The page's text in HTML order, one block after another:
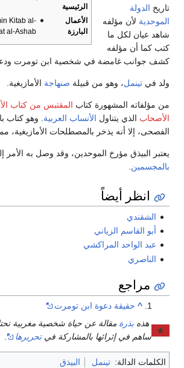
الرئيسية
الأعمال
البارزة
Kitab al-
al-Ashab
تاريخ الدولة
الموحدية لأن مؤلفه
شاهد عيان لكل ما
كتب كما أن مؤلفه
كشف جوانب غامضة في شخصية ابن تومرت
ولد في تينمل، وهو من قبيلة صنهاجة الأمازيغية.
من مؤلفاته المشهورة كتاب المقتبس من كتاب
الأصحاب الذي يتناول الأنساب العربية . وهو كتاب
الفصحى، إلا أنه يذخر بالمصطلحات الأمازيغية،
يعتبر البيذق مؤرخ الموحدين، وقد وصل به
بالمجسمين
انظر أيضاً
الشقندي
أبو القاسم الزياني
عبد الواحد المراكشي
الناصري
مراجع
^ حقيقة دعوة ابن تومرت
هذه بذرة مقالة عن حياة شخصية مغربية
ساهم في إثرائها بالمشاركة فيتحريرها
الكلمات الدالة: تينمل البيذق